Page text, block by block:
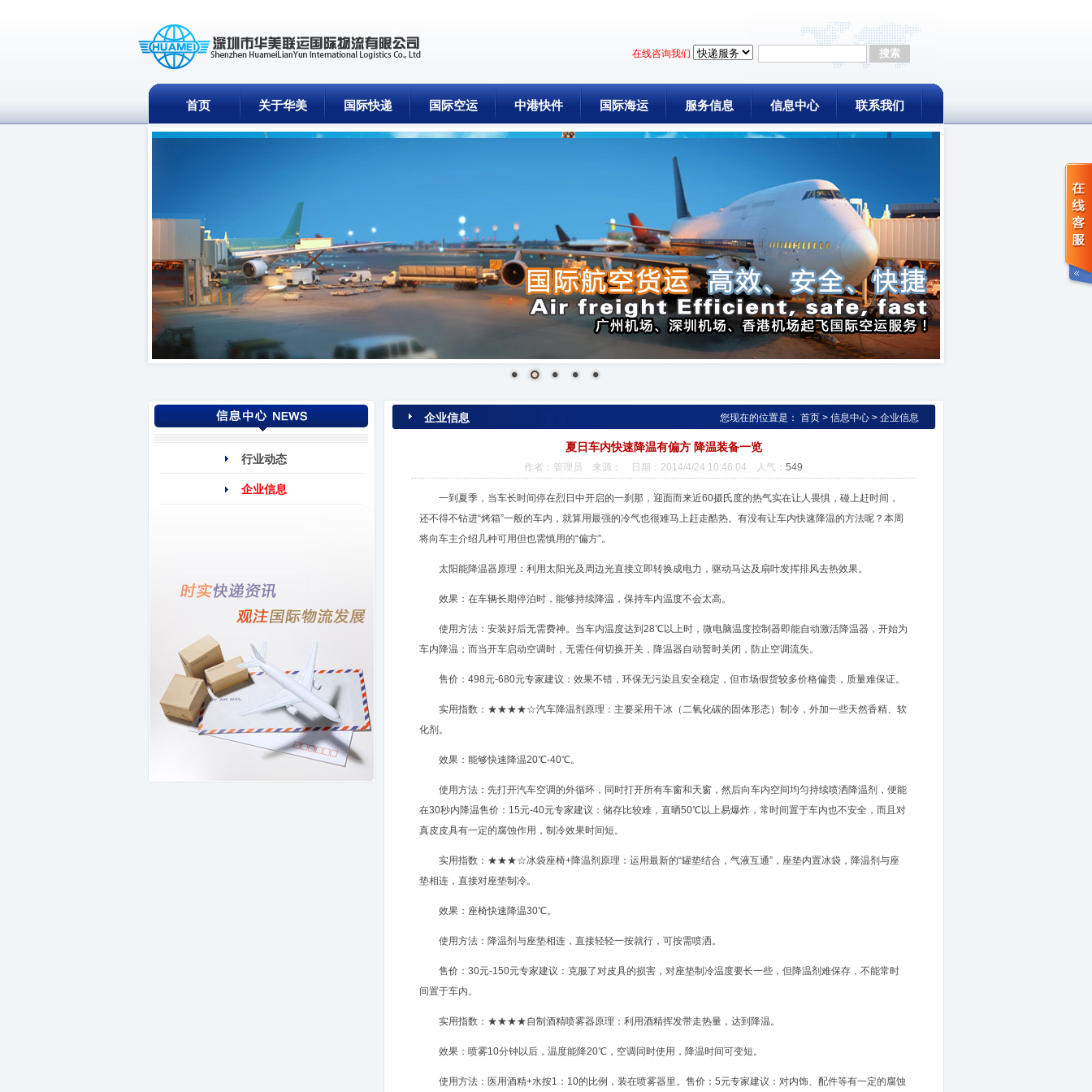
在线咨询我们
首页 关于华美 国际快递 国际空运 中港快件 国际海运 服务信息 信息中心 联系我们
行业动态
企业信息
企业信息 您现在的位置是： 首页 > 信息中心 > 企业信息
夏日车内快速降温有偏方 降温装备一览
作者：管理员 来源： 日期：2014/4/24 10:46:04 人气：549
一到夏季，当车长时间停在烈日中开启的一刹那，迎面而来近60摄氏度的热气实在让人畏惧，碰上赶时间，
还不得不钻进“烤箱”一般的车内，就算用最强的冷气也很难马上赶走酷热。有没有让车内快速降温的方法呢？本周
将向车主介绍几种可用但也需慎用的“偏方”。
太阳能降温器原理：利用太阳光及周边光直接立即转换成电力，驱动马达及扇叶发挥排风去热效果。
效果：在车辆长期停泊时，能够持续降温，保持车内温度不会太高。
使用方法：安装好后无需费神。当车内温度达到28℃以上时，微电脑温度控制器即能自动激活降温器，开始为
车内降温；而当开车启动空调时，无需任何切换开关，降温器自动暂时关闭，防止空调流失。
售价：498元-680元专家建议：效果不错，环保无污染且安全稳定，但市场假货较多价格偏贵，质量难保证。
实用指数：★★★★☆汽车降温剂原理：主要采用干冰（二氧化碳的固体形态）制冷，外加一些天然香精、软
化剂。
效果：能够快速降温20℃-40℃。
使用方法：先打开汽车空调的外循环，同时打开所有车窗和天窗，然后向车内空间均匀持续喷洒降温剂，便能
在30秒内降温售价：15元-40元专家建议：储存比较难，直晒50℃以上易爆炸，常时间置于车内也不安全，而且对
真皮皮具有一定的腐蚀作用，制冷效果时间短。
实用指数：★★★☆冰袋座椅+降温剂原理：运用最新的“罐垫结合，气液互通”，座垫内置冰袋，降温剂与座
垫相连，直接对座垫制冷。
效果：座椅快速降温30℃。
使用方法：降温剂与座垫相连，直接轻轻一按就行，可按需喷洒。
售价：30元-150元专家建议：克服了对皮具的损害，对座垫制冷温度要长一些，但降温剂难保存，不能常时
间置于车内。
实用指数：★★★★自制酒精喷雾器原理：利用酒精挥发带走热量，达到降温。
效果：喷雾10分钟以后，温度能降20℃，空调同时使用，降温时间可变短。
使用方法：医用酒精+水按1：10的比例，装在喷雾器里。售价：5元专家建议：对内饰、配件等有一定的腐蚀